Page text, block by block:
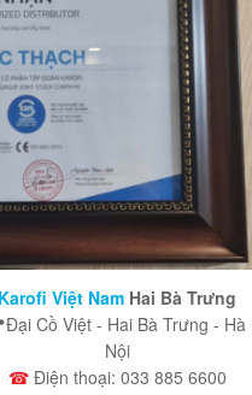
Karofi Việt Nam Hai Bà Trưng
Cồ Việt - Hai Bà Trưng - Hà
Nội
☎ Điện thoại: 033 885 6600